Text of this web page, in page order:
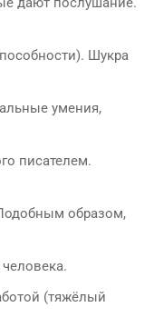
Шукра
умения,
писателем.
образом,
(тяжёлый